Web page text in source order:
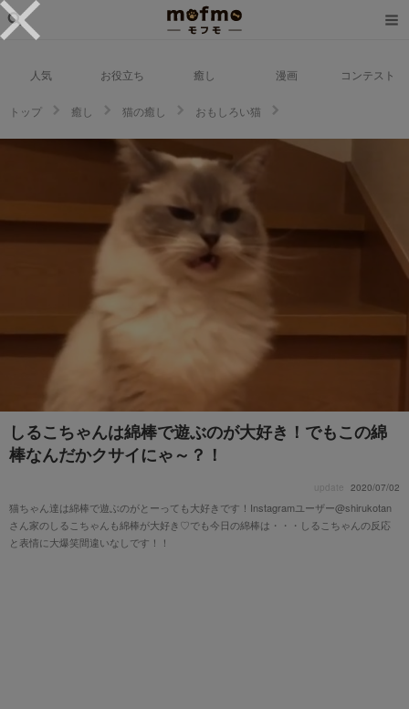
人気 お役立ち 癒し 漫画 コンテスト
トップ 癒し 猫の癒し
おもしろい猫
しるこちゃんは綿棒で遊ぶのが大好き！でもこの綿
棒なんだかクサイにゃ～？！
update 2020/07/02
猫ちゃん達は綿棒で遊ぶのがとーっても大好きです！Instagramユーザー@shirukotan
さん家のしるこちゃんも綿棒が大好き♡でも今日の綿棒は・・・しるこちゃんの反応
と表情に大爆笑間違いなしです！！